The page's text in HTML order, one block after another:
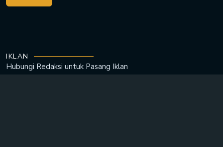
IKLAN
Hubungi Redaksi untuk Pasang Iklan